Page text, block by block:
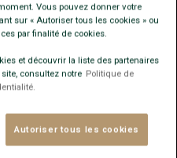
Vous pouvez donner votre
sur « Autoriser tous les cookies » ou
par finalité de cookies.
et découvrir la liste des partenaires
consultez notre Politique de
Autoriser tous les cookies